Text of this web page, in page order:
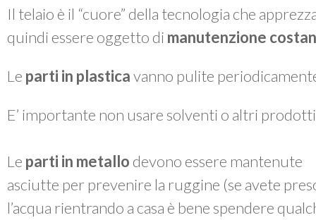
Il telaio è il “cuore” della tecnologia che
quindi essere oggetto di manutenzione
Le parti in plasticavanno pulite
E’ importante non usare solventi o altri
Le parti in metallo devono essere mantenute
asciutte per prevenire la ruggine (se avete
l’acqua rientrando a casa è bene spendere